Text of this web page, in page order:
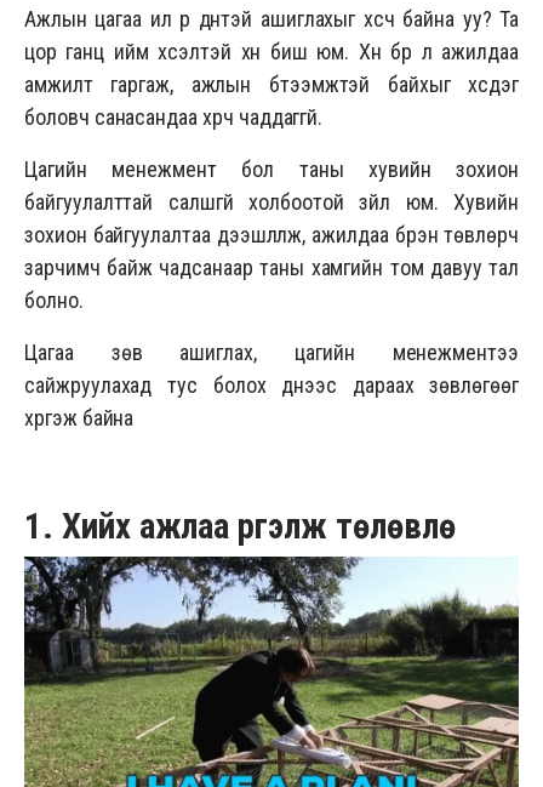
Ажлын цагаа илүү үр дүнтэй ашиглахыг хүсч байна уу? Та
цор ганц ийм хүсэлтэй хүн биш юм. Хүн бүр л ажилдаа
амжилт гаргаж, ажлын бүтээмжтэй байхыг хүсдэг
боловч санасандаа хүрч чаддаггүй.
Цагийн менежмент бол таны хувийн зохион
байгуулалттай салшгүй холбоотой зүйл юм. Хувийн
зохион байгуулалтаа дээшлүүлж, ажилдаа бүрэн төвлөрч
зарчимч байж чадсанаар таны хамгийн том давуу тал
болно.
Цагаа зөв ашиглах, цагийн менежментээ
сайжруулахад тус болох үүднээс дараах зөвлөгөөг
хүргэж байна
1. Хийх ажлаа үргэлж төлөвлө